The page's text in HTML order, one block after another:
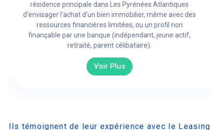
résidence principale dans Les Pyrénées Atlantiques
d'envisager l'achat d'un bien immobilier, même avec des
ressources financières limitées, ou un profil non
finançable par une banque (indépendant, jeune actif,
retraité, parent célibataire).
Voir Plus
Ils témoignent de leur expérience avec le Leasing